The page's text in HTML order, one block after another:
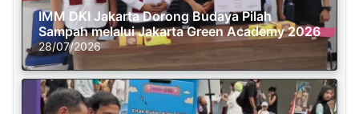
IMM DKI Jakarta Dorong Budaya Pilah
Sampah melalui Jakarta Green Academy 2026
28/07/2026